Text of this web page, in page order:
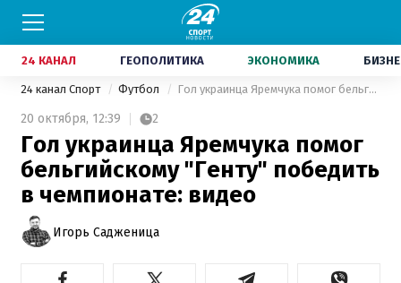
24 КАНАЛ ГЕОПОЛИТИКА ЭКОНОМИКА
24 канал Спорт Футбол Гол украинца Яремчука помог бельгийскому "Генту" победить в чемпионате: видео
20 октября, 12:39 2
Гол украинца Яремчука помог
бельгийскому "Генту" победить
в чемпионате: видео
Игорь Садженица